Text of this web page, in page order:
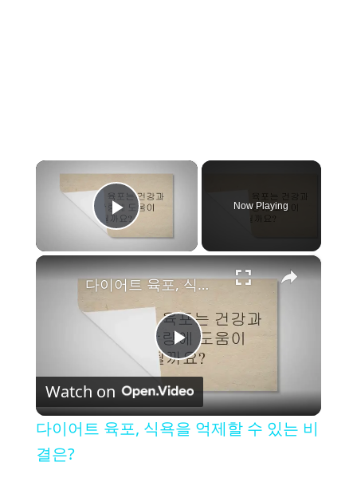
×
Play Video
Now Playing
×
P
l
다이어트 육포, 식욕을 억제할 수 있는 비결은?
Watch on
다이어트 육포, 식욕을 억제할 수 있는 비
결은?